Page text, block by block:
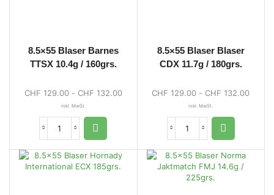
8.5×55 Blaser Barnes
TTSX 10.4g / 160grs.
CHF 129.00- CHF 132.00
inkl. MwSt.
8.5×55 Blaser Blaser
CDX 11.7g / 180grs.
CHF 129.00 - CHF 132.00
inkl. MwSt.